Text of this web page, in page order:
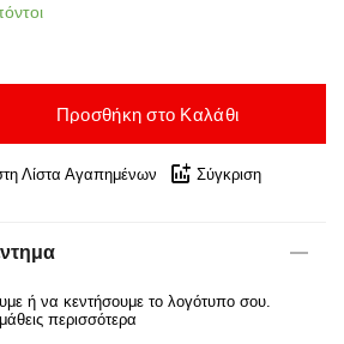
Προσθήκη στο Καλάθι
Λίστα Αγαπημένων Σύγκριση
ή να κεντήσουμε το λογότυπο σου.
περισσότερα